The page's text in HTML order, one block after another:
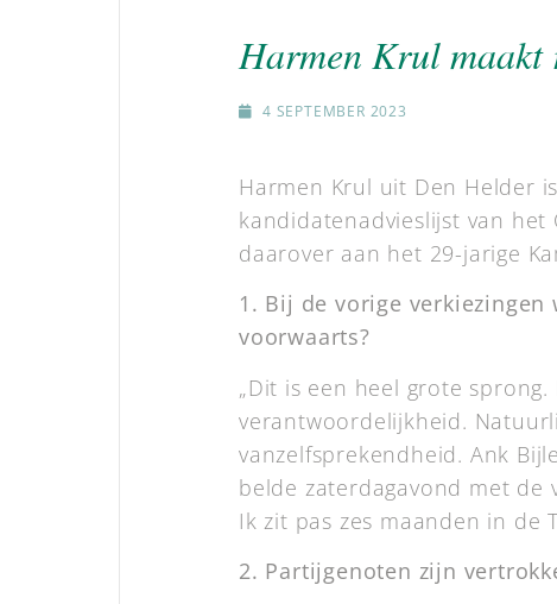
Harmen Krul maakt
4 SEPTEMBER 2023
Harmen Krul uit Den Helder
kandidatenadvieslijst van het
daarover aan het 29-jarige
1. Bij de vorige
voorwaarts?
„Dit is een heel grote
verantwoordelijkheid.
vanzelfsprekendheid. Ank
belde zaterdagavond met de
Ik zit pas zes maanden in de
2. Partijgenoten zijn